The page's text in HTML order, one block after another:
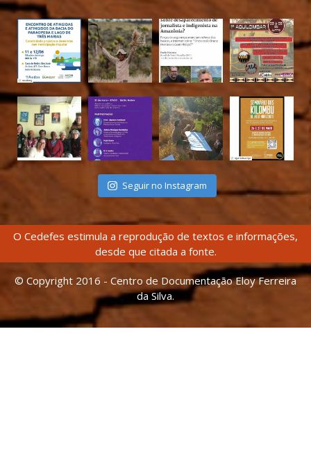
Seguir no Instagram
O Cedefes estimula a reprodução de textos e informações,
desde que citada a fonte.
© Copyright 2016 - Centro de Documentação Eloy Ferreira
da Silva.